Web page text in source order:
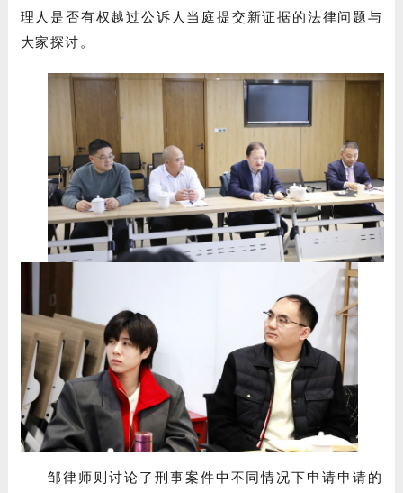
理人是否有权越过公诉人当庭提交新证据的法律问题与
大家探讨。
邹律师则讨论了刑事案件中不同情况下申请申请的